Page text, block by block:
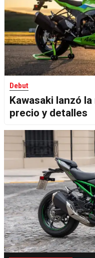
Debut
Kawasaki lanzó
precio y detalles